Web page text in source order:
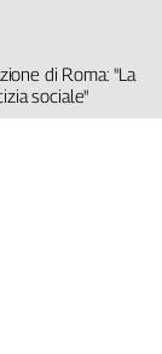
di Roma: "La
sociale"